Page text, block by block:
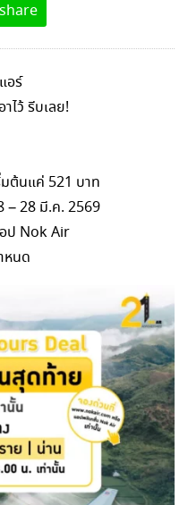
share
อร์
ไว้ รีบเลย!
มต้นแค่ 521 บาท
– 28 มี.ค. 2569
ป Nok Air
หนด